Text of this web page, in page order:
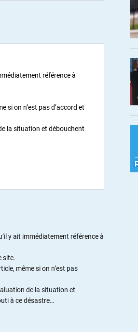
référence à
si on n’est pas d’accord et
la situation et débouchent
y ait immédiatement référence à
site.
même si on n’est pas
de la situation et
à ce désastre…